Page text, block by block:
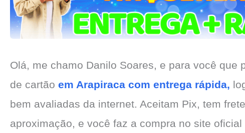
Olá, me chamo Danilo Soares, e para você que
de cartão em Arapiraca com entrega rápida,
bem avaliadas da internet. Aceitam Pix, tem
aproximação, e você faz a compra no site